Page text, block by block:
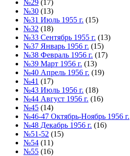
№29 (17)
№30 (13)
№31 Июль 1955 г. (15)
№32 (18)
№33 Сентябрь 1955 г. (13)
№37 Январь 1956 г. (15)
№38 Февраль 1956 г. (17)
№39 Март 1956 г. (13)
№40 Апрель 1956 г. (19)
№41 (17)
№43 Июль 1956 г. (18)
№44 Август 1956 г. (16)
№45 (14)
№46-47 Октябрь-Ноябрь 1956 г.
№48 Декабрь 1956 г. (16)
№51-52 (15)
№54 (11)
№55 (16)